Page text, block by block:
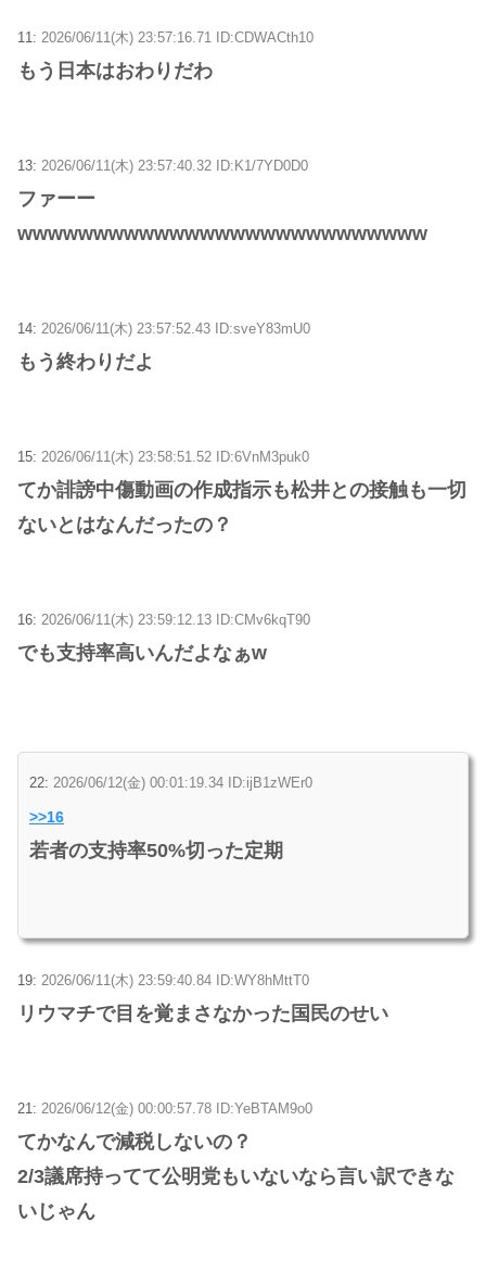
11: 2026/06/11(木) 23:57:16.71 ID:CDWACth10
もう日本はおわりだわ
13: 2026/06/11(木) 23:57:40.32 ID:K1/7YD0D0
ファーー
wwwwwwwwwwwwwwwwwwwwwwwwwww
14: 2026/06/11(木) 23:57:52.43 ID:sveY83mU0
もう終わりだよ
15: 2026/06/11(木) 23:58:51.52 ID:6VnM3puk0
てか誹謗中傷動画の作成指示も松井との接触も一切
ないとはなんだったの？
16: 2026/06/11(木) 23:59:12.13 ID:CMv6kqT90
でも支持率高いんだよなぁw
22: 2026/06/12(金) 00:01:19.34 ID:ijB1zWEr0
>>16
若者の支持率50%切った定期
19: 2026/06/11(木) 23:59:40.84 ID:WY8hMttT0
リウマチで目を覚まさなかった国民のせい
21: 2026/06/12(金) 00:00:57.78 ID:YeBTAM9o0
てかなんで減税しないの？
2/3議席持ってて公明党もいないなら言い訳できな
いじゃん